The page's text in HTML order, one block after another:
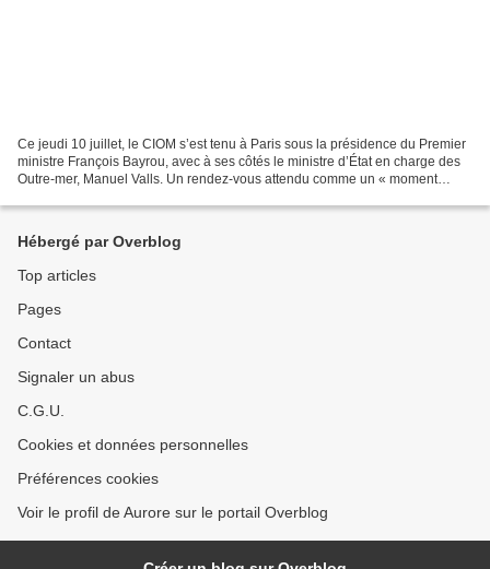
Ce jeudi 10 juillet, le CIOM s’est tenu à Paris sous la présidence du Premier
ministre François Bayrou, avec à ses côtés le ministre d’État en charge des
Outre-mer, Manuel Valls. Un rendez-vous attendu comme un « moment
Hébergé par Overblog
Top articles
Pages
Contact
Signaler un abus
C.G.U.
Cookies et données personnelles
Préférences cookies
Voir le profil de Aurore sur le portail Overblog